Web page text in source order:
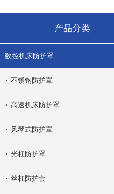
产品分类
数控机床防护罩
不锈钢防护罩
高速机床防护罩
风琴式防护罩
光杠防护罩
丝杠防护套